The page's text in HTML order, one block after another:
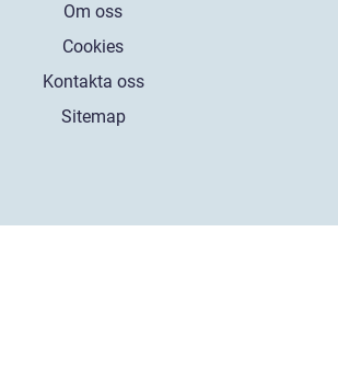
Om oss
Cookies
Kontakta oss
Sitemap